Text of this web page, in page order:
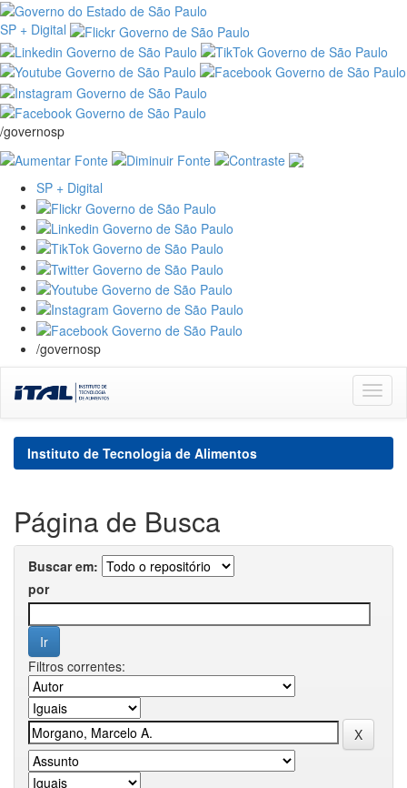
SP + Digital
/governosp
SP + Digital
/governosp
navigation
Instituto de Tecnologia de Alimentos
Página de Busca
Buscar em:
por
Filtros correntes: